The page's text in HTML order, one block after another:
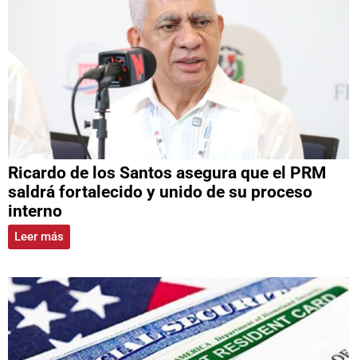
Ricardo de los Santos asegura que el PRM
saldrá fortalecido y unido de su proceso
interno
Leer más